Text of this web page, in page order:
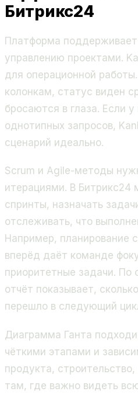
Битрикс24
Платформа
управлению проектами.
для операционной
колонкам, статус виден
бросаются в глаза. Если
однотипных запросов,
сценарий идеально.
Scrum и Agile-методы
итерациями. В Битрикс24
спринты, назначать
отслеживать, что
Например, планирование
вперёд даёт команде
приоритетные задачи. По
отчёт показывает,
перешло в следующий
Диаграмма Ганта
чёткими этапами и
продукта,
там, где важно видеть